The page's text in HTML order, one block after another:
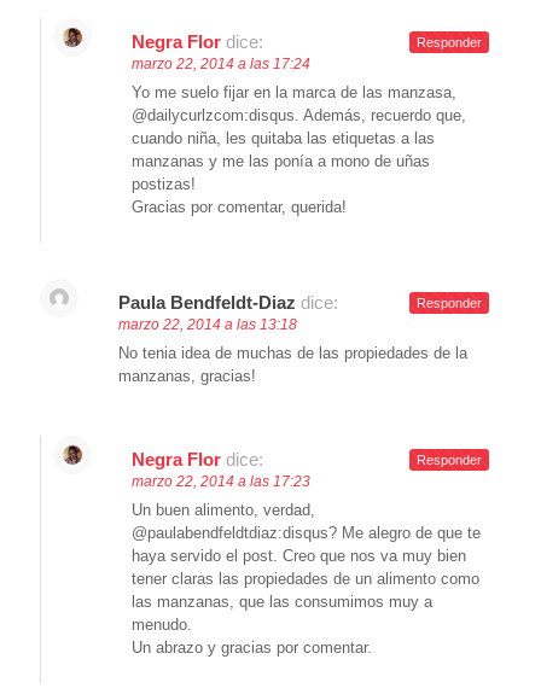
Negra Flor dice:
marzo 22, 2014 a las 17:24
Yo me suelo fijar en la marca de las manzasa,
@dailycurlzcom:disqus. Además, recuerdo que,
cuando niña, les quitaba las etiquetas a las
manzanas y me las ponía a mono de uñas
postizas!
Gracias por comentar, querida!
Responder
Paula Bendfeldt-Diaz dice:
marzo 22, 2014 a las 13:18
No tenia idea de muchas de las propiedades de la
manzanas, gracias!
Responder
Negra Flor dice:
marzo 22, 2014 a las 17:23
Un buen alimento, verdad,
@paulabendfeldtdiaz:disqus? Me alegro de que te
haya servido el post. Creo que nos va muy bien
tener claras las propiedades de un alimento como
las manzanas, que las consumimos muy a
menudo.
Un abrazo y gracias por comentar.
Responder